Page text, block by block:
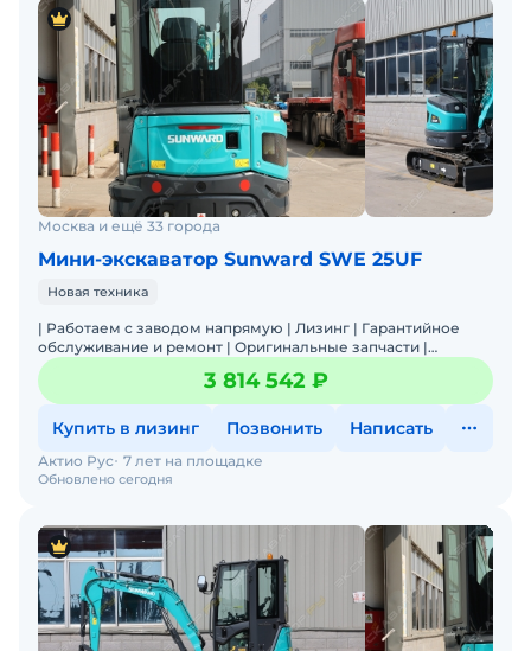
Москва и ещё 33 города
Мини-экскаватор Sunward SWE 25UF
Новая техника
| Работаем с заводом напрямую | Лизинг | Гарантийное
обслуживание и ремонт | Оригинальные запчасти |
Широкая линейка техники| Лучшее соотношение Цена/
Качество |
3 814 542 ₽
Купить в лизинг Позвонить Написать
Обновлено сегодня
Актио Рус 7 лет на площадке